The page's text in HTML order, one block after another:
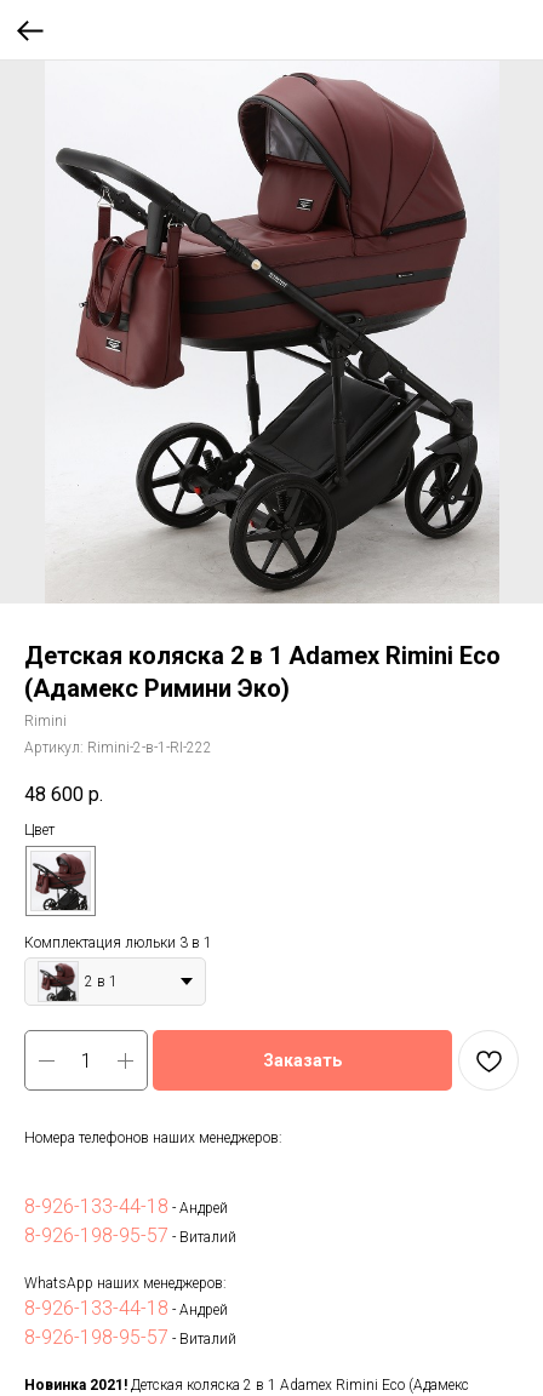
Детская коляска 2 в 1 Adamex Rimini Eco
(Адамекс Римини Эко)
Rimini
Артикул: Rimini-2-в-1-RI-222
48 600 р.
Цвет
Комплектация люльки 3 в 1
2 в 1
Заказать
Номера телефонов наших менеджеров:
8-926-133-44-18 - Андрей
8-926-198-95-57 - Виталий
WhatsApp наших менеджеров:
8-926-133-44-18 - Андрей
8-926-198-95-57 - Виталий
Новинка 2021! Детская коляска 2 в 1 Adamex Rimini Eco (Адамекс